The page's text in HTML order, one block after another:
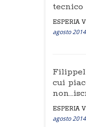
tecnico
ESPERIA
agosto 2014
cui
ESPERIA
agosto 2014